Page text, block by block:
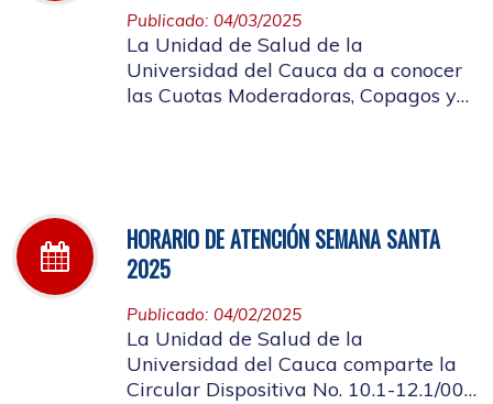
Publicado: 04/03/2025
La Unidad de Salud de la
Universidad del Cauca da a conocer
las Cuotas Moderadoras, Copagos y
HORARIO DE ATENCIÓN SEMANA SANTA
2025
Publicado: 04/02/2025
La Unidad de Salud de la
Universidad del Cauca comparte la
Circular Dispositiva No. 10.1-12.1/002